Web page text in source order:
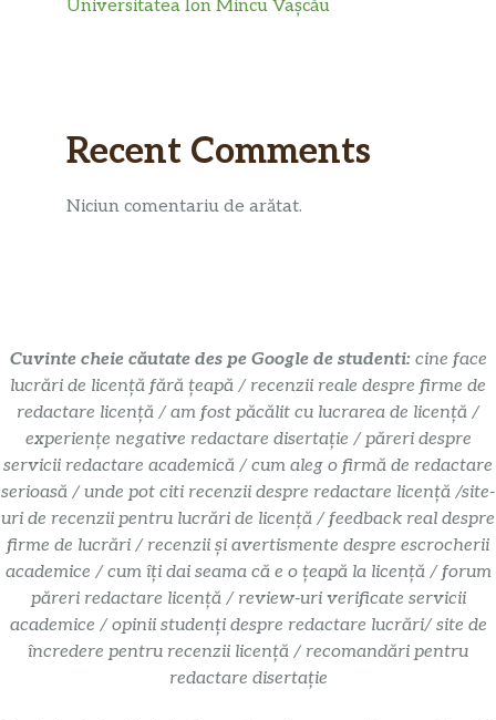
Universitatea Ion Mincu Vașcău
Recent Comments
Niciun comentariu de arătat.
Cuvinte cheie căutate des pe Google de studenti: cine face
lucrări de licență fără țeapă / recenzii reale despre firme de
redactare licență / am fost păcălit cu lucrarea de licență /
experiențe negative redactare disertație / păreri despre
servicii redactare academică / cum aleg o firmă de redactare
serioasă / unde pot citi recenzii despre redactare licență /site-
uri de recenzii pentru lucrări de licență / feedback real despre
firme de lucrări / recenzii și avertismente despre escrocherii
academice / cum îți dai seama că e o țeapă la licență / forum
păreri redactare licență / review-uri verificate servicii
academice / opinii studenți despre redactare lucrări/ site de
încredere pentru recenzii licență / recomandări pentru
redactare disertație